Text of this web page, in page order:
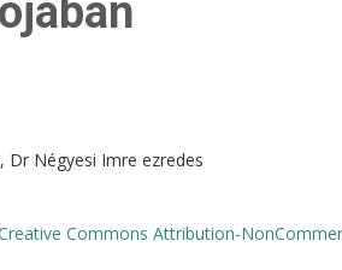
Dr Négyesi Imre ezredes
Commons Attribution-